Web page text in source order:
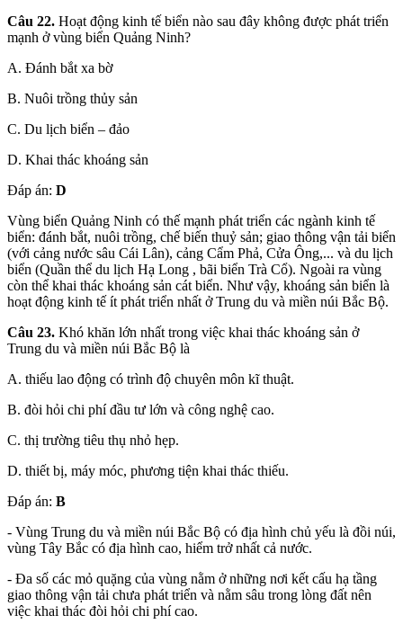
Câu 22. Hoạt động kinh tế biển nào sau đây không được phát triển
mạnh ở vùng biển Quảng Ninh?
A. Đánh bắt xa bờ
B. Nuôi trồng thủy sản
C. Du lịch biển – đảo
D. Khai thác khoáng sản
Đáp án: D
Vùng biển Quảng Ninh có thế mạnh phát triển các ngành kinh tế
biển: đánh bắt, nuôi trồng, chế biến thuỷ sản; giao thông vận tải biển
(với cảng nước sâu Cái Lân), cảng Cẩm Phả, Cửa Ông,... và du lịch
biển (Quần thể du lịch Hạ Long , bãi biển Trà Cổ). Ngoài ra vùng
còn thể khai thác khoáng sản cát biển. Như vậy, khoáng sản biển là
hoạt động kinh tế ít phát triển nhất ở Trung du và miền núi Bắc Bộ.
Câu 23. Khó khăn lớn nhất trong việc khai thác khoáng sản ở
Trung du và miền núi Bắc Bộ là
A. thiếu lao động có trình độ chuyên môn kĩ thuật.
B. đòi hỏi chi phí đầu tư lớn và công nghệ cao.
C. thị trường tiêu thụ nhỏ hẹp.
D. thiết bị, máy móc, phương tiện khai thác thiếu.
Đáp án: B
- Vùng Trung du và miền núi Bắc Bộ có địa hình chủ yếu là đồi núi,
vùng Tây Bắc có địa hình cao, hiểm trở nhất cả nước.
- Đa số các mỏ quặng của vùng nằm ở những nơi kết cấu hạ tầng
giao thông vận tải chưa phát triển và nằm sâu trong lòng đất nên
việc khai thác đòi hỏi chi phí cao.